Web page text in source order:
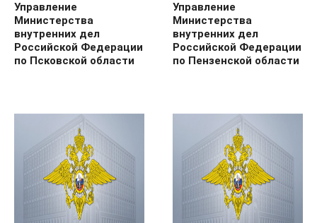
Управление
Министерства
внутренних дел
Российской Федерации
по Псковской области
Управление
Министерства
внутренних дел
Российской Федерации
по Пензенской области